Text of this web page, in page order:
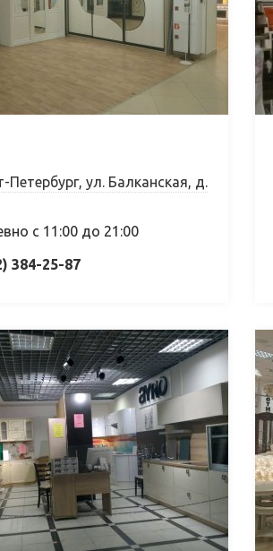
Петербург, ул. Балканская, д.
с 11:00 до 21:00
384-25-87